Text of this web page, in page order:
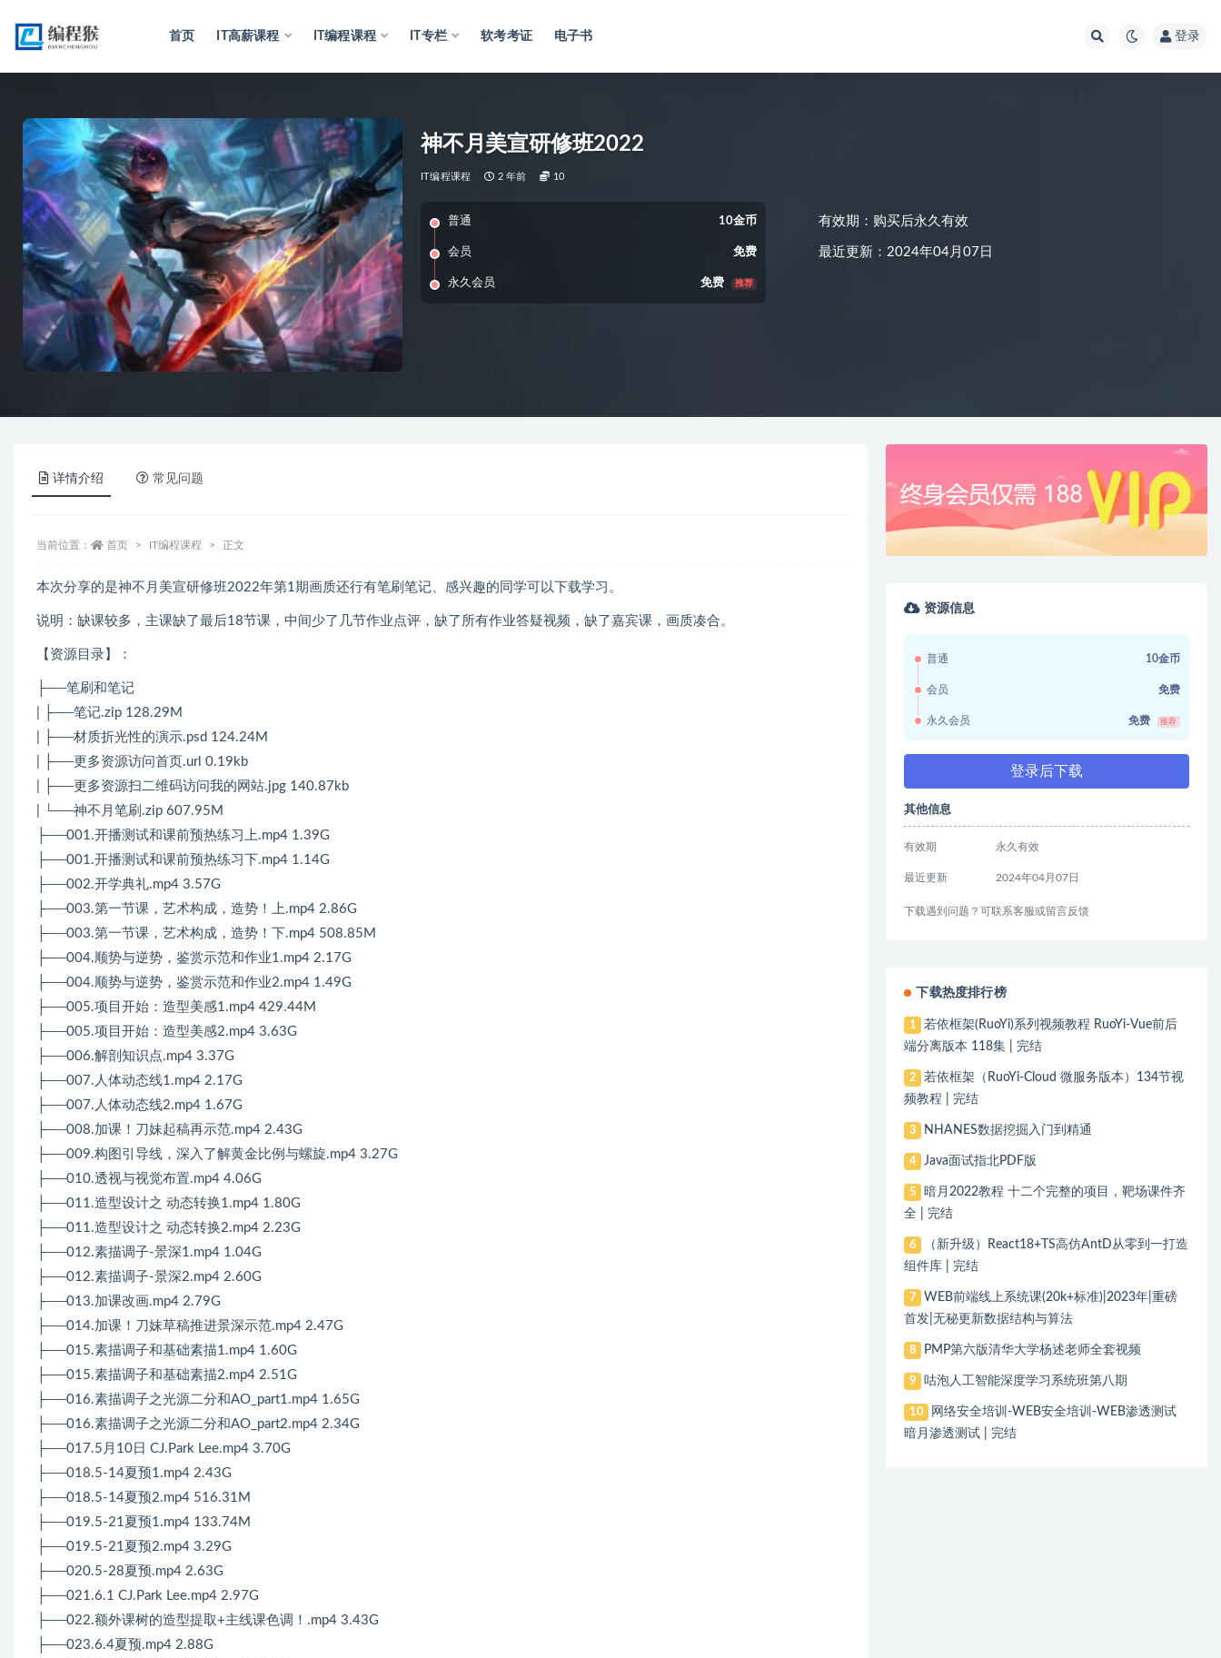
首页 IT高薪课程 IT编程课程 IT专栏 软考考证 电子书 登录
神不月美宣研修班2022
IT编程课程 2 年前 10
普通 10金币
会员 免费
永久会员 免费 推荐
有效期：购买后永久有效
最近更新：2024年04月07日
详情介绍 常见问题
当前位置： 首页 IT编程课程 正文
本次分享的是神不月美宣研修班2022年第1期画质还行有笔刷笔记、感兴趣的同学可以下载学习。
说明：缺课较多，主课缺了最后18节课，中间少了几节作业点评，缺了所有作业答疑视频，缺了嘉宾课，画质凑合。
【资源目录】：
├──笔刷和笔记
| ├──笔记.zip 128.29M
| ├──材质折光性的演示.psd 124.24M
| ├──更多资源访问首页.url 0.19kb
| ├──更多资源扫二维码访问我的网站.jpg 140.87kb
| └──神不月笔刷.zip 607.95M
├──001.开播测试和课前预热练习上.mp4 1.39G
├──001.开播测试和课前预热练习下.mp4 1.14G
├──002.开学典礼.mp4 3.57G
├──003.第一节课，艺术构成，造势！上.mp4 2.86G
├──003.第一节课，艺术构成，造势！下.mp4 508.85M
├──004.顺势与逆势，鉴赏示范和作业1.mp4 2.17G
├──004.顺势与逆势，鉴赏示范和作业2.mp4 1.49G
├──005.项目开始：造型美感1.mp4 429.44M
├──005.项目开始：造型美感2.mp4 3.63G
├──006.解剖知识点.mp4 3.37G
├──007.人体动态线1.mp4 2.17G
├──007.人体动态线2.mp4 1.67G
├──008.加课！刀妹起稿再示范.mp4 2.43G
├──009.构图引导线，深入了解黄金比例与螺旋.mp4 3.27G
├──010.透视与视觉布置.mp4 4.06G
├──011.造型设计之 动态转换1.mp4 1.80G
├──011.造型设计之 动态转换2.mp4 2.23G
├──012.素描调子-景深1.mp4 1.04G
├──012.素描调子-景深2.mp4 2.60G
├──013.加课改画.mp4 2.79G
├──014.加课！刀妹草稿推进景深示范.mp4 2.47G
├──015.素描调子和基础素描1.mp4 1.60G
├──015.素描调子和基础素描2.mp4 2.51G
├──016.素描调子之光源二分和AO_part1.mp4 1.65G
├──016.素描调子之光源二分和AO_part2.mp4 2.34G
├──017.5月10日 CJ.Park Lee.mp4 3.70G
├──018.5-14夏预1.mp4 2.43G
├──018.5-14夏预2.mp4 516.31M
├──019.5-21夏预1.mp4 133.74M
├──019.5-21夏预2.mp4 3.29G
├──020.5-28夏预.mp4 2.63G
├──021.6.1 CJ.Park Lee.mp4 2.97G
├──022.额外课树的造型提取+主线课色调！.mp4 3.43G
├──023.6.4夏预.mp4 2.88G
资源信息
普通 10金币
会员 免费
永久会员 免费 推荐
登录后下载
其他信息
有效期 永久有效
最近更新 2024年04月07日
下载遇到问题？可联系客服或留言反馈
下载热度排行榜
1
若依框架(RuoYi)系列视频教程 RuoYi-Vue前后
端分离版本 118集 | 完结
2
若依框架（RuoYi-Cloud 微服务版本）134节视
频教程 | 完结
3 NHANES数据挖掘入门到精通
4 Java面试指北PDF版
5
暗月2022教程 十二个完整的项目，靶场课件齐
全 | 完结
6
（新升级）React18+TS高仿AntD从零到一打造
组件库 | 完结
7
WEB前端线上系统课(20k+标准)|2023年|重磅
首发|无秘更新数据结构与算法
8 PMP第六版清华大学杨述老师全套视频
9 咕泡人工智能深度学习系统班第八期
10
网络安全培训-WEB安全培训-WEB渗透测试
暗月渗透测试 | 完结